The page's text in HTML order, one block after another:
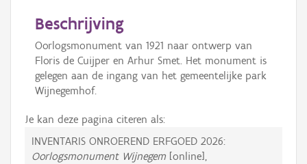
Beschrijving
Oorlogsmonument van 1921 naar ontwerp van
Floris de Cuijper en Arhur Smet. Het monument is
gelegen aan de ingang van het gemeentelijke park
Wijnegemhof.
Je kan deze pagina citeren als:
INVENTARIS ONROEREND ERFGOED 2026:
Oorlogsmonument Wijnegem [online],